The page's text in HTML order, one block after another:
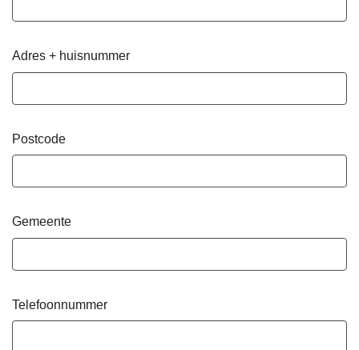
Adres + huisnummer
Postcode
Gemeente
Telefoonnummer